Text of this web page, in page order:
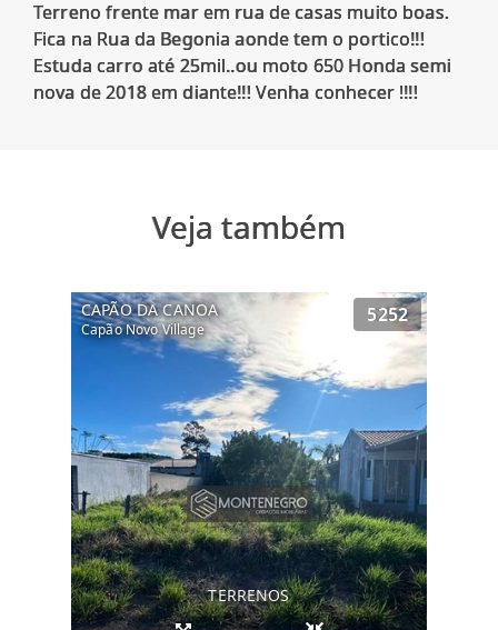
Terreno frente mar em rua de casas muito boas.
Fica na Rua da Begonia aonde tem o portico!!!
Estuda carro até 25mil..ou moto 650 Honda semi
nova de 2018 em diante!!! Venha conhecer !!!!
Veja também
CAPÃO DA CANOA
Capão Novo Village
5252
TERRENOS